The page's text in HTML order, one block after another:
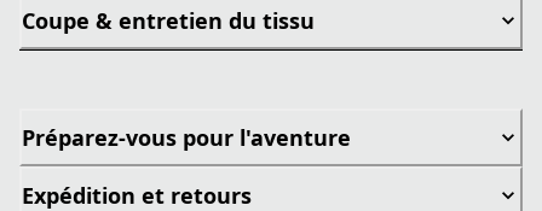
Coupe & entretien du tissu
Préparez-vous pour l'aventure
Expédition et retours